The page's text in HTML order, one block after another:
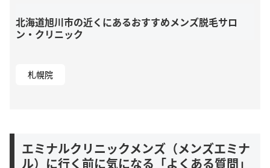
北海道旭川市の近くにあるおすすめメンズ脱毛サロ
ン・クリニック
札幌院
エミナルクリニックメンズ（メンズエミナ
ル）に行く前に気になる「よくある質問」